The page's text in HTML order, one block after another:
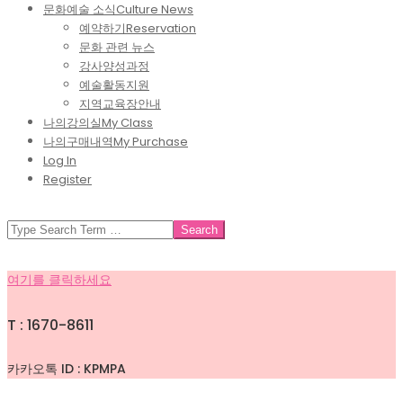
문화예술 소식Culture News
예약하기Reservation
문화 관련 뉴스
강사양성과정
예술활동지원
지역교육장안내
나의강의실My Class
나의구매내역My Purchase
Log In
Register
SEARCH
여기를 클릭하세요
T : 1670-8611
카카오톡 ID : KPMPA